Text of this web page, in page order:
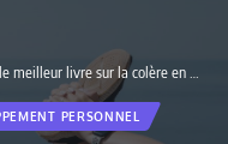
livre sur la colère en 2026 ? Decouvrez nos 4 selections
PERSONNEL